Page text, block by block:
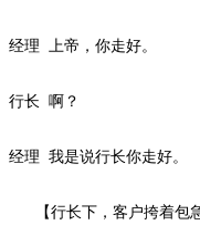
经理 上帝，你走好。
行长 啊？
经理 我是说行长你走好。
【行长下，客户挎着